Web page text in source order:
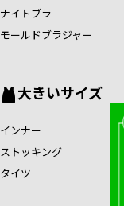
ナイトブラ
モールドブラジャー
大きいサイズ
インナー
ストッキング
タイツ